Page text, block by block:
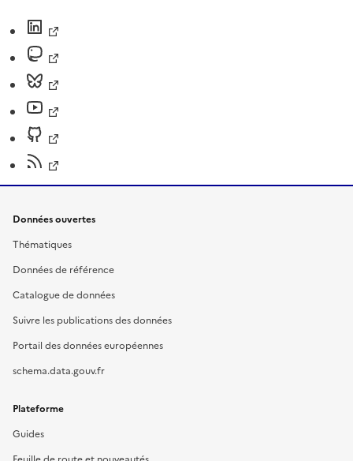
Données ouvertes
Thématiques
Données de référence
Catalogue de données
Suivre les publications des données
Portail des données européennes
schema.data.gouv.fr
Plateforme
Guides